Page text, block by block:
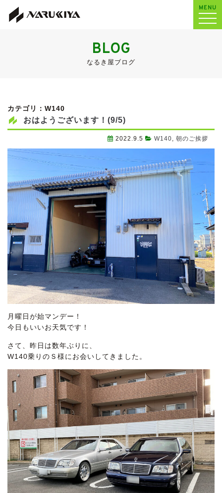
MENU
BLOG
なるき屋ブログ
カテゴリ：W140
おはようございます！(9/5)
2022.9.5 W140, 朝のご挨拶
月曜日が始マンデー！
今日もいいお天気です！
さて、昨日は数年ぶりに、
W140乗りのＳ様にお会いしてきました。